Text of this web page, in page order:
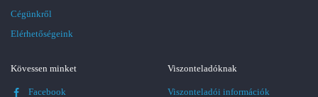
Cégünkről
Elérhetőségeink
Kövessen minket
Facebook
Viszonteladóknak
Viszonteladói információk